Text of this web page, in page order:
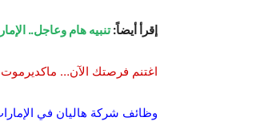
إقرأ أيضاً:تنبيه هام وعاجل..
اغتنم فرصتك الآن…
وظائف شركة هاليان في